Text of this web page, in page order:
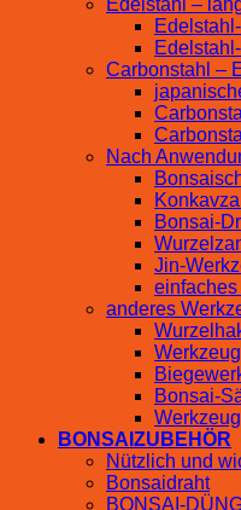
Carbonstahl –
Nach
Bonsai-
Jin-
anderes
Bonsai-
BONSAIZUBEHÖR
Nützlich und
Bonsaidraht
BONSAI-